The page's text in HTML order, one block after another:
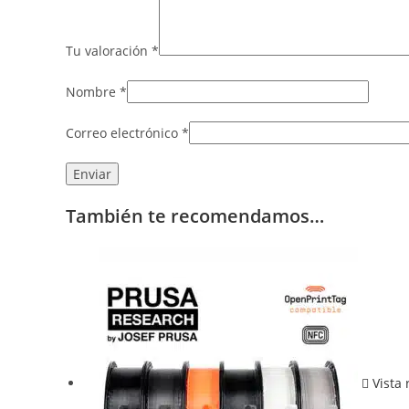
Tu valoración *
Nombre *
Correo electrónico *
También te recomendamos…
Vista